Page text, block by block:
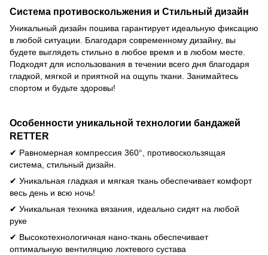
Система противоскольжения и Стильный дизайн
Уникальный дизайн пошива гарантирует идеальную фиксацию
в любой ситуации. Благодаря современному дизайну, вы
будете выглядеть стильно в любое время и в любом месте.
Подходят для использования в течении всего дня благодаря
гладкой, мягкой и приятной на ощупь ткани. Занимайтесь
спортом и будьте здоровы!
Особенности уникальной технологии бандажей
RETTER
✔ Равномерная компрессия 360° , противоскользящая
система, стильный дизайн.
✔ Уникальная гладкая и мягкая ткань обеспечивает комфорт
весь день и всю ночь!
✔ Уникальная техника вязания, идеально сидят на любой
руке
✔ Высокотехнологичная нано-ткань обеспечивает
оптимальную вентиляцию локтевого сустава